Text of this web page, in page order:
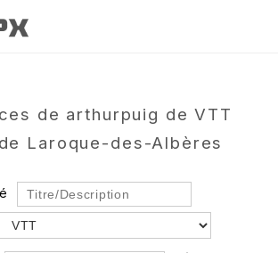
de arthurpuig de VTT
Laroque-des-Albères